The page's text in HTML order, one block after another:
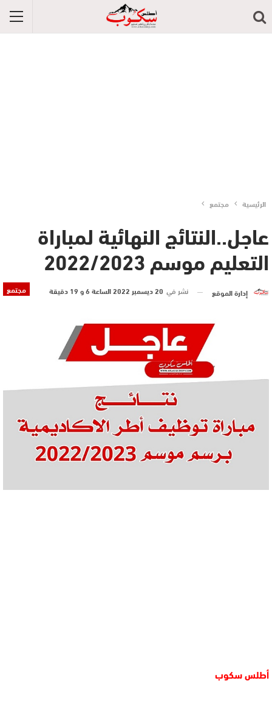
الرئيسية مجتمع
عاجل..النتائج النهائية لمباراة
التعليم موسم 2022/2023
مجتمع إدارة الموقع نشر في 20 ديسمبر 2022 الساعة 6 و 19 دقيقة
أطلس سكوب